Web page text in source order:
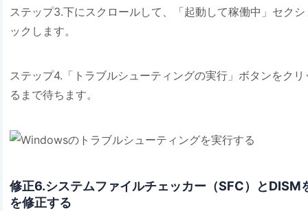
ステップ3.下にスクロールして、「起動して稼働中」セク
ックします。
ステップ4.「トラブルシューティングの実行」ボタンをク
るまで待ちます。
修正6.システムファイルチェッカー（SFC）と
を修正する